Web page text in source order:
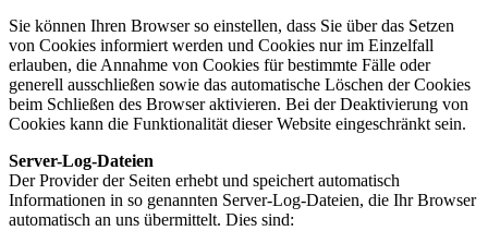
Sie können Ihren Browser so einstellen, dass Sie über das Setzen
von Cookies informiert werden und Cookies nur im Einzelfall
erlauben, die Annahme von Cookies für bestimmte Fälle oder
generell ausschließen sowie das automatische Löschen der Cookies
beim Schließen des Browser aktivieren. Bei der Deaktivierung von
Cookies kann die Funktionalität dieser Website eingeschränkt sein.
Server-Log-Dateien
Der Provider der Seiten erhebt und speichert automatisch
Informationen in so genannten Server-Log-Dateien, die Ihr Browser
automatisch an uns übermittelt. Dies sind: